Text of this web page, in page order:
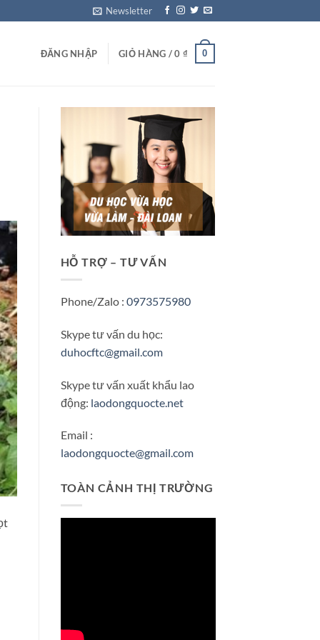
Newsletter
ĐĂNG NHẬP GIỎ HÀNG /0 ₫ 0
HỖ TRỢ – TƯ VẤN
Phone/Zalo : 0973575980
Skype tư vấn du học:
duhocftc@gmail.com
Skype tư vấn xuất khẩu lao
động: laodongquocte.net
Email :
laodongquocte@gmail.com
TOÀN CẢNH THỊ TRƯỜNG